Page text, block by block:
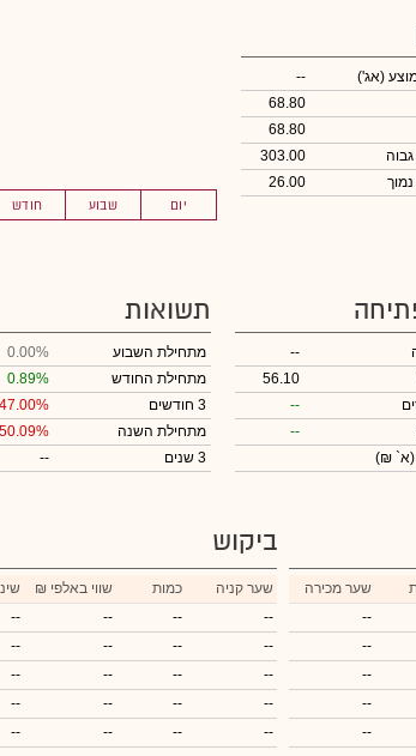
יום שבוע חודש
(אג')
--
68.80
68.80
303.00
26.00
--
56.10
--
--
(א` ₪)
תשואות
מתחילת השבוע
0.00%
מתחילת החודש
0.89%
3 חודשים
מתחילת השנה
3 שנים
--
שער מכירה
--
--
--
--
--
ביקוש
שער קניה כמות ₪ שווי באלפי
--
--
--
--
--
--
--
--
--
--
--
--
--
--
--
--
--
--
--
--